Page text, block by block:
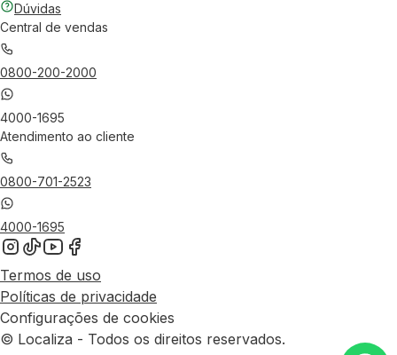
Dúvidas
Central de vendas
0800-200-2000
4000-1695
Atendimento ao cliente
0800-701-2523
4000-1695
Termos de uso
Políticas de privacidade
Configurações de cookies
© Localiza - Todos os direitos reservados.